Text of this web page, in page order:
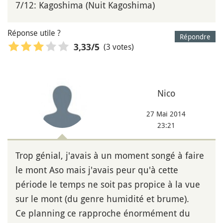
7/12: Kagoshima (Nuit Kagoshima)
Répondre
Réponse utile ?
3,33/5 (3 votes)
Nico
27 Mai 2014
23:21
Trop génial, j'avais à un moment songé à faire
le mont Aso mais j'avais peur qu'à cette
période le temps ne soit pas propice à la vue
sur le mont (du genre humidité et brume).
Ce planning ce rapproche énormément du